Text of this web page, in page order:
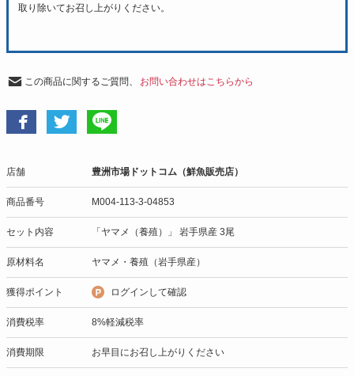
取り除いてお召し上がりください。
この商品に関するご質問、 お問い合わせはこちらから
店舗 豊洲市場ドットコム（鮮魚販売店）
商品番号 M004-113-3-04853
セット内容 「ヤマメ（養殖）」 岩手県産 3尾
原材料名 ヤマメ・養殖（岩手県産）
獲得ポイント ログインして確認
消費税率 8%軽減税率
消費期限 お早目にお召し上がりください